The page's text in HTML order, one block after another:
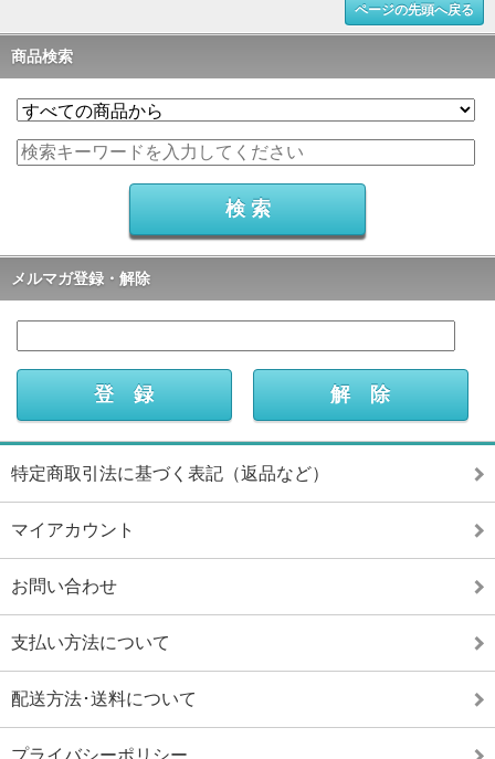
ページの先頭へ戻る
商品検索
メルマガ登録・解除
特定商取引法に基づく表記（返品など）
マイアカウント
お問い合わせ
支払い方法について
配送方法･送料について
プライバシーポリシー